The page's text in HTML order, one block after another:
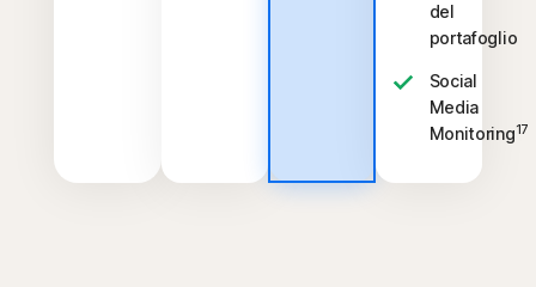
del
portafoglio
Social
Media
Monitoring17